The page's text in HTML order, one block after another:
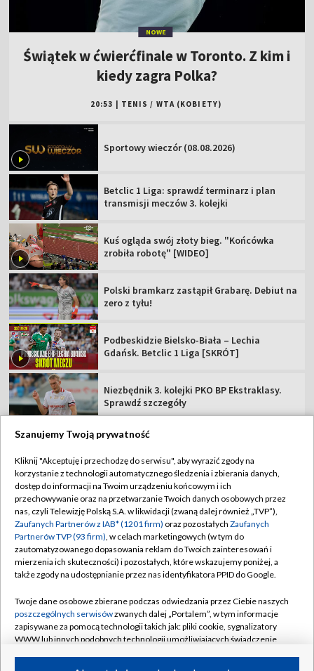
NOWE
Świątek w ćwierćfinale w Toronto. Z kim i
kiedy zagra Polka?
20:53 | TENIS / WTA (KOBIETY)
Sportowy wieczór (08.08.2026)
Betclic 1 Liga: sprawdź terminarz i plan
transmisji meczów 3. kolejki
Kuś ogląda swój złoty bieg. "Końcówka
zrobiła robotę" [WIDEO]
Polski bramkarz zastąpił Grabarę. Debiut na
zero z tyłu!
Podbeskidzie Bielsko-Biała – Lechia
Gdańsk. Betclic 1 Liga [SKRÓT]
Niezbędnik 3. kolejki PKO BP Ekstraklasy.
Sprawdź szczegóły
TVP
Abonament TVP
Sklep TVP
Biuro Reklamy
Oferta Handlowa
Emisja w TVP
Rada Programowa
Ogłoszenia przetargowe
Regulamin TVP
Polityka prywatności
Moje zgody
Biuro reklamy
Kanały
©2026 Telewizja Polska Spółka Akcyjna w likwidacji
Szanujemy Twoją prywatność
Kliknij "Akceptuję i przechodzę do serwisu", aby wyrazić zgody na
korzystanie z technologii automatycznego śledzenia i zbierania danych,
dostęp do informacji na Twoim urządzeniu końcowym i ich
przechowywanie oraz na przetwarzanie Twoich danych osobowych przez
nas, czyli Telewizję Polską S.A. w likwidacji (zwaną dalej również „TVP”),
Zaufanych Partnerów z IAB* (1201 firm) oraz pozostałych Zaufanych
Partnerów TVP (93 firm), w celach marketingowych (w tym do
zautomatyzowanego dopasowania reklam do Twoich zainteresowań i
mierzenia ich skuteczności) i pozostałych, które wskazujemy poniżej, a
także zgody na udostępnianie przez nas identyfikatora PPID do Google.
Twoje dane osobowe zbierane podczas odwiedzania przez Ciebie naszych
poszczególnych serwisówzwanych dalej „Portalem”, w tym informacje
zapisywane za pomocą technologii takich jak: pliki cookie, sygnalizatory
WWW lub innych podobnych technologii umożliwiających świadczenie